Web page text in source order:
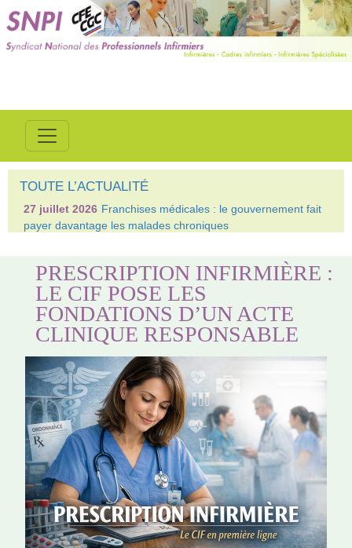
TOUTE L’ACTUALITÉ
27 juillet 2026
Franchises médicales : le gouvernement fait
payer davantage les malades chroniques
PRESCRIPTION INFIRMIÈRE :
LE CIF POSE LES
FONDATIONS D’UN ACTE
CLINIQUE RESPONSABLE